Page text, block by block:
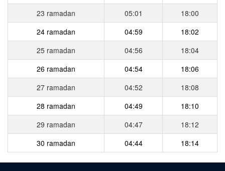
23 ramadan
05:01
18:00
24 ramadan
04:59
18:02
25 ramadan
04:56
18:04
26 ramadan
04:54
18:06
27 ramadan
04:52
18:08
28 ramadan
04:49
18:10
29 ramadan
04:47
18:12
30 ramadan
04:44 18:14